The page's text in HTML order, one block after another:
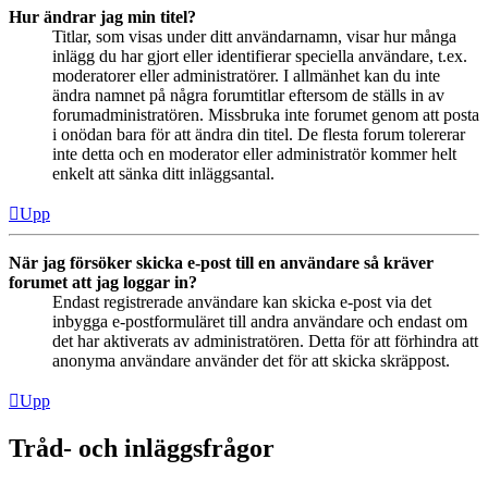
Hur ändrar jag min titel?
Titlar, som visas under ditt användarnamn, visar hur många
inlägg du har gjort eller identifierar speciella användare, t.ex.
moderatorer eller administratörer. I allmänhet kan du inte
ändra namnet på några forumtitlar eftersom de ställs in av
forumadministratören. Missbruka inte forumet genom att posta
i onödan bara för att ändra din titel. De flesta forum tolererar
inte detta och en moderator eller administratör kommer helt
enkelt att sänka ditt inläggsantal.
Upp
När jag försöker skicka e-post till en användare så kräver
forumet att jag loggar in?
Endast registrerade användare kan skicka e-post via det
inbygga e-postformuläret till andra användare och endast om
det har aktiverats av administratören. Detta för att förhindra att
anonyma användare använder det för att skicka skräppost.
Upp
Tråd- och inläggsfrågor